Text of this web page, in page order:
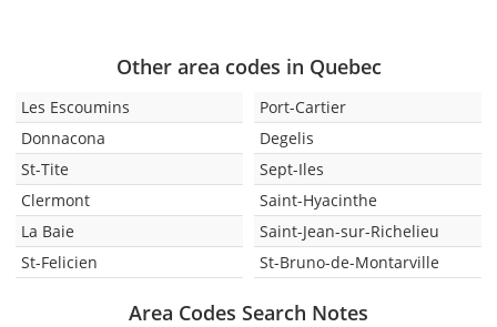
Other area codes in Quebec
Les Escoumins
Donnacona
St-Tite
Clermont
La Baie
St-Felicien
Port-Cartier
Degelis
Sept-Iles
Saint-Hyacinthe
Saint-Jean-sur-Richelieu
St-Bruno-de-Montarville
Area Codes Search Notes